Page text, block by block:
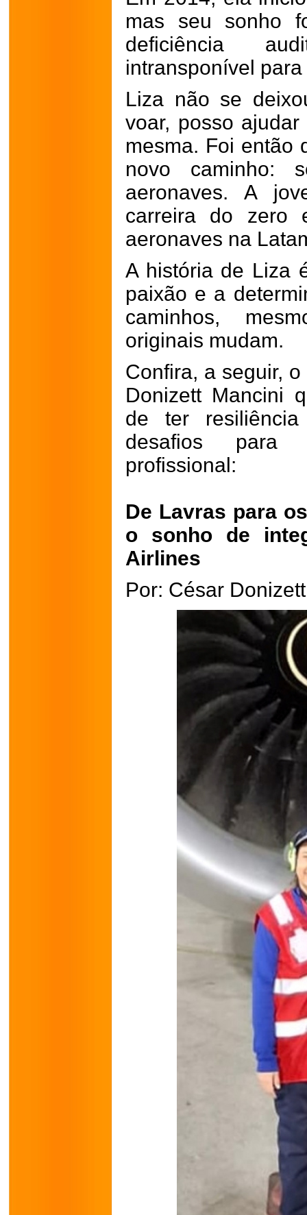
mas seu sonho
deficiência
intransponível
Liza não se
voar, posso
mesma. Foi então
novo caminho:
aeronaves. A
carreira do zero
aeronaves na
A história de Liza
paixão e a
caminhos,
originais mudam.
Confira, a seguir,
Donizett Mancini
de ter
desafios para
profissional:
De Lavras para
o sonho de
Airlines
Por: César